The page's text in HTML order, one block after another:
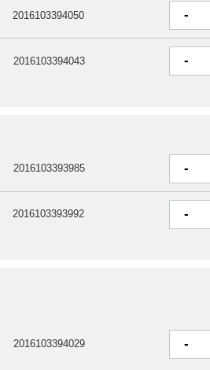
2016103393985 -
2016103393992 -
2016103394029 -
2016103394050 -
2016103394043 -